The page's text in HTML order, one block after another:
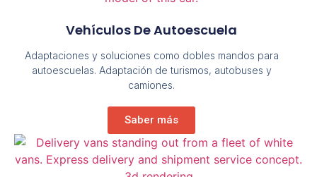
Vehículos De Autoescuela
Adaptaciones y soluciones como dobles mandos para
autoescuelas. Adaptación de turismos, autobuses y
camiones.
Saber más